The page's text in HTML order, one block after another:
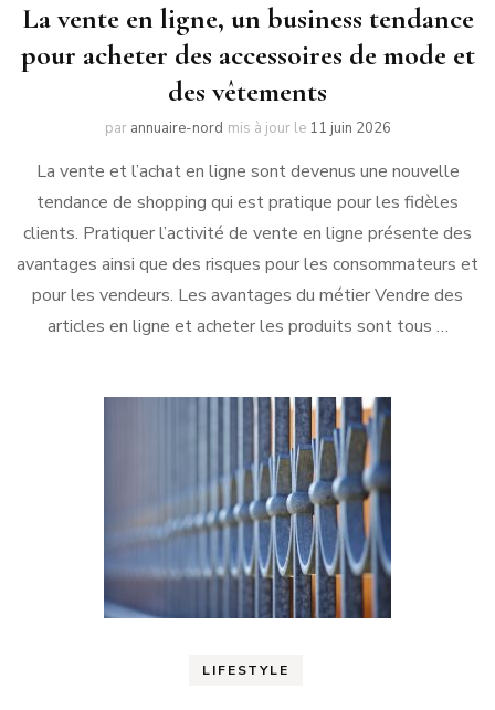
La vente en ligne, un business tendance
pour acheter des accessoires de mode et
des vêtements
par annuaire-nord mis à jour le 11 juin 2026
La vente et l’achat en ligne sont devenus une nouvelle
tendance de shopping qui est pratique pour les fidèles
clients. Pratiquer l’activité de vente en ligne présente des
avantages ainsi que des risques pour les consommateurs et
pour les vendeurs. Les avantages du métier Vendre des
articles en ligne et acheter les produits sont tous …
LIFESTYLE